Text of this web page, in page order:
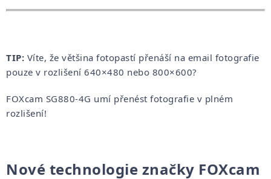
TIP: Víte, že většina fotopastí přenáší na email fotografie
pouze v rozlišení 640×480 nebo 800×600?
FOXcam SG880-4G umí přenést fotografie v plném
rozlišení!
Nové technologie značky FOXcam